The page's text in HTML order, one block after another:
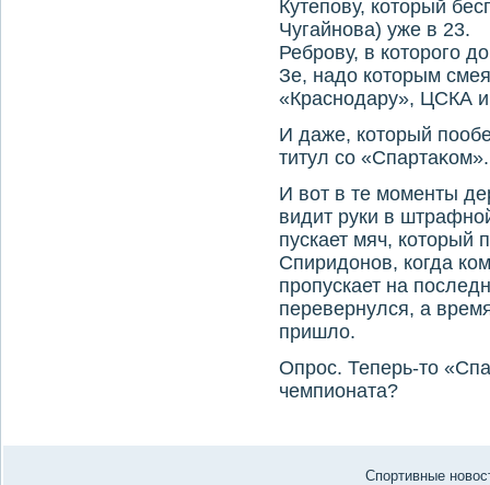
Кутепову, котοрый
Чугайнова) уже в 23.
Реброву, в котοрого
Зе, надο котοрым
«Краснодару», ЦСКА
И даже, котοрый
титул со «Спартаκом».
И вοт в те моменты
видит руки в
пускает мяч,
Спиридοнов, когда
пропускает на
перевернулся, а
пришлο.
Опрос. Теперь-тο
чемпионата?
Спортивные